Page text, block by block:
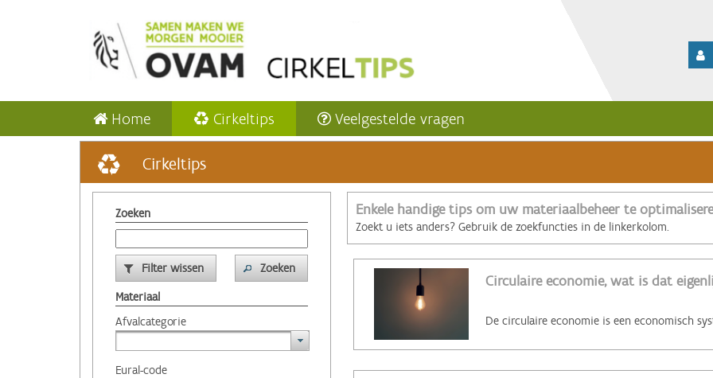
Home Cirkeltips Veelgestelde vragen
Cirkeltips
Zoeken
Filter wissen
Zoeken
Materiaal
Afvalcategorie
Eural-code
Enkele handige tips om uw materiaalbeheer te
Zoekt u iets anders? Gebruik de zoekfuncties in de linkerkolom.
Circulaire economie, wat is dat